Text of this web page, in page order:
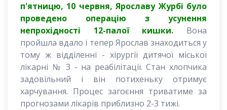
п'ятницю, 10 червня, Ярославу Журбі було
проведено операцію з усунення
непрохідності 12-палої кишки. Вона
пройшла вдало і тепер Ярослав знаходиться у
тому ж відділенні - хірургії дитячої міської
лікарні № 3 - на реабілітації. Стан хлопчика
задовільний і він потихеньку отримує
харчування. Процес загоєння триватиме за
прогнозами лікарів приблизно 2-3 тижі.